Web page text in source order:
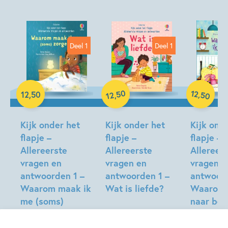
Deel 1
Kijk onder het
flapje –
Allereerste
vragen en
antwoorden 1 –
Waarom maak ik
me (soms)
12,50
Deel 1
Kijk onder het
flapje –
Allereerste
vragen en
antwoorden 1 –
Wat is liefde?
12,50
Hardcover
Kijk
flapje –
vragen
naar
12,50